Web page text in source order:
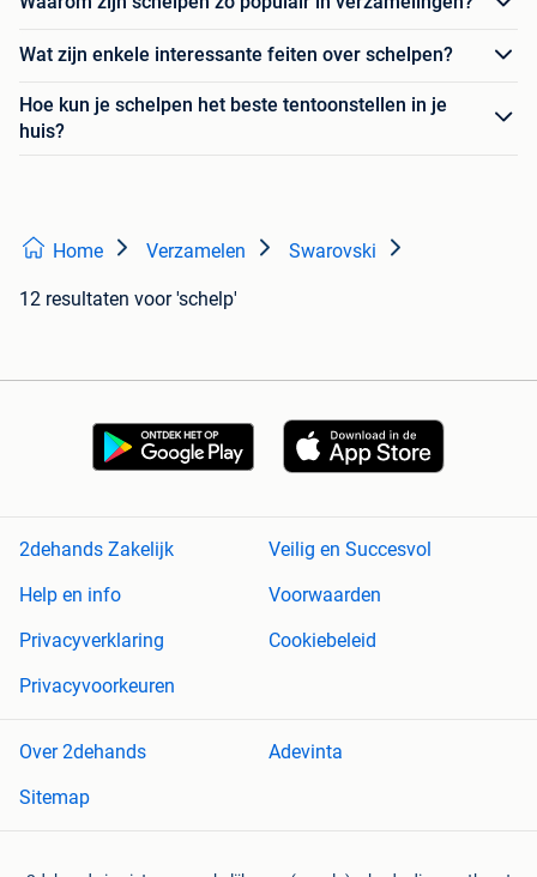
Wat zijn enkele interessante feiten over schelpen?
Hoe kun je schelpen het beste tentoonstellen in je
huis?
Home Verzamelen Swarovski
12 resultaten voor 'schelp'
2dehands Zakelijk
Veilig en Succesvol
Help en info
Voorwaarden
Privacyverklaring
Cookiebeleid
Privacyvoorkeuren
Over 2dehands
Adevinta
Sitemap